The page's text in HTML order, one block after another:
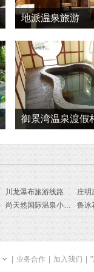
地派温泉旅游
御景湾温泉渡假
川龙瀑布旅游线路
尚天然国际温泉小镇旅游线路
业务合作 加入我们